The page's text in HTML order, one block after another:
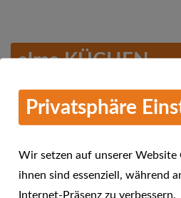
alma KÜCHEN -
Ahaus und
Privatsphäre
Wir setzen auf unserer Website
ihnen sind essenziell, während
Internet-Präsenz zu verbessern.